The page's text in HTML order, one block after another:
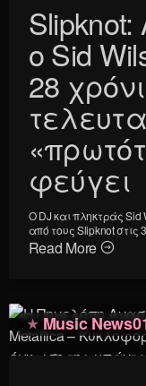
ο Sid
28
φεύγει
Ο DJ και πληκτράς
από τους Slipknot στις
Read More
Music News